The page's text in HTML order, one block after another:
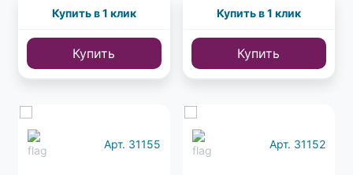
Купить в 1 клик
Купить
Купить в 1 клик
Купить
Арт. 31155 Арт. 31152